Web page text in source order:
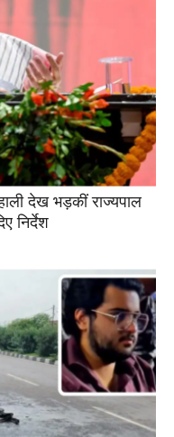
देख भड़कीं राज्यपाल
निर्देश